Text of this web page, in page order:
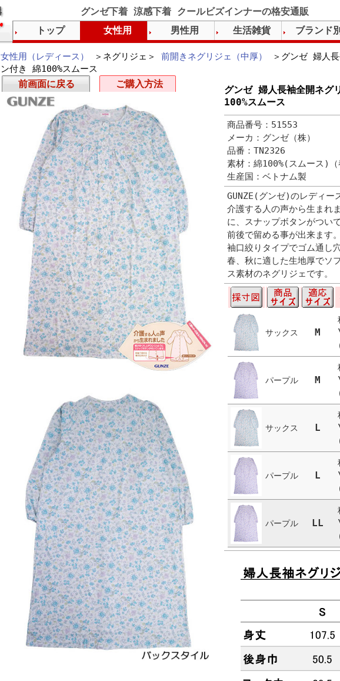
グンゼ下着 涼感下着 クールビズインナーの格安通販
女性用（レディース） ＞ネグリジェ＞ 前開きネグリジェ（中厚）
＞グンゼ 婦人
ン付き 綿100%スムース
グンゼ 婦人長袖全開ネグ
100%スムース
商品番号：51553
メーカ：グンゼ（株）
品番：TN2326
素材：綿100%(スムース)（
生産国：ベトナム製
GUNZE(グンゼ)のレディー
介護する人の声から生まれ
に、スナップボタンがつい
前後で留める事が出来ます。
袖口絞りタイプでゴム通し
春、秋に適した生地厚でソ
ス素材のネグリジェです。
サックス M
パープル M
サックス L
パープル L
パープル LL
前画面に戻る ご購入方法
トップ 女性用 男性用 生活雑貨 ブランド別